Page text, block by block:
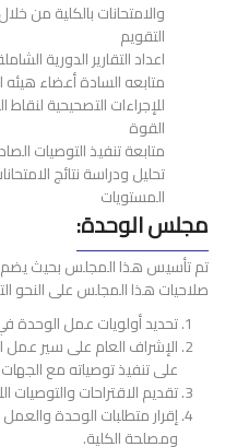
والامتحانات بالكلية من
التقويم
اعداد التقارير الدورية
متابعه السادة أعضاء
للإجراءات التصحيحية
القوة
متابعة تنفيذ التوصيات
تحليل ودراسة نتائج
المستويات
مجلس الوحدة:
صلاحيات هذا المجلس على النحو
تحديد أولويات عمل الوحدة
الإشراف العام على سير عمل
على تنفيذ توصياته مع
تقديم الاقتراحات والتوصيات
إقرار متطلبات الوحدة
ومصلحة الكلية.